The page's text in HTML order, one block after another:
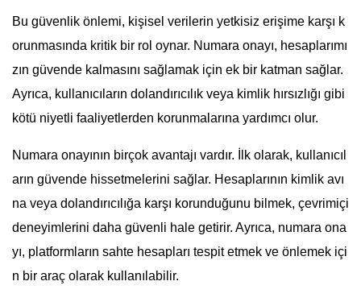
Bu güvenlik önlemi, kişisel verilerin yetkisiz erişime karşı k
orunmasında kritik bir rol oynar. Numara onayı, hesaplarımı
zın güvende kalmasını sağlamak için ek bir katman sağlar.
Ayrıca, kullanıcıların dolandırıcılık veya kimlik hırsızlığı gibi
kötü niyetli faaliyetlerden korunmalarına yardımcı olur.
Numara onayının birçok avantajı vardır. İlk olarak, kullanıcıl
arın güvende hissetmelerini sağlar. Hesaplarının kimlik avı
na veya dolandırıcılığa karşı korunduğunu bilmek, çevrimiçi
deneyimlerini daha güvenli hale getirir. Ayrıca, numara ona
yı, platformların sahte hesapları tespit etmek ve önlemek içi
n bir araç olarak kullanılabilir.